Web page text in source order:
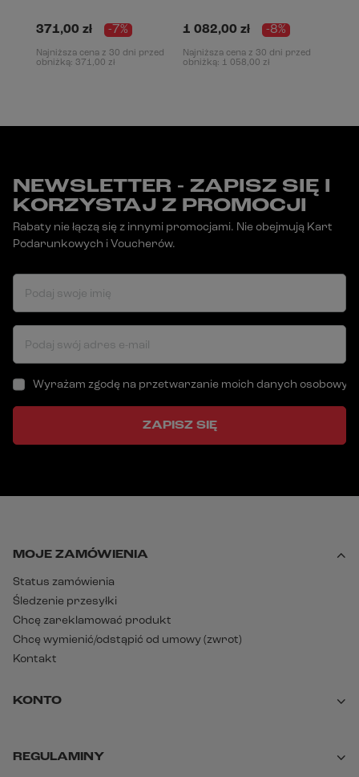
371,00 zł -7%
Najniższa cena z 30 dni przed
obniżką: 371,00 zł
1 082,00 zł -8%
Najniższa cena z 30 dni przed
obniżką: 1 058,00 zł
NEWSLETTER - ZAPISZ SIĘ I
KORZYSTAJ Z PROMOCJI
Rabaty nie łączą się z innymi promocjami. Nie obejmują Kart
Podarunkowych i Voucherów.
Podaj swoje imię
Podaj swój adres e-mail
Wyrażam zgodę na przetwarzanie moich danych
ZAPISZ SIĘ
MOJE ZAMÓWIENIA
Status zamówienia
Śledzenie przesyłki
Chcę zareklamować produkt
Chcę wymienić/odstąpić od umowy (zwrot)
Kontakt
KONTO
REGULAMINY